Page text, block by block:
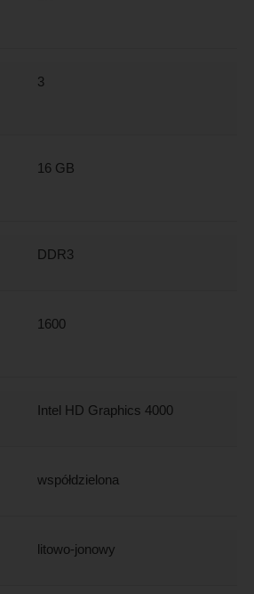
3
16 GB
DDR3
1600
Intel HD Graphics 4000
współdzielona
litowo-jonowy